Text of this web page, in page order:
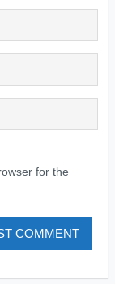
for the